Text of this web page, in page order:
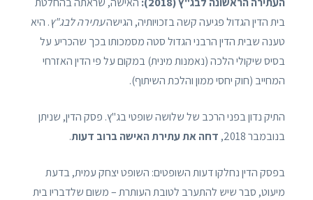
בית הדין הגדול פגיעה קשה בזכויותיה, הגישהעתירה לבג"ץ. היא
טענה שבית הדין הרבני הגדול סטה מסמכותו בכך שהכריע על
בסיס שיקולי הלכה (נאמנות מינית) במקום על פי הדין האזרחי
המחייב (חוק יחסי ממון והלכת השיתוף).
התיק נדון בפני הרכב של שלושה שופטי בג"ץ. פסק הדין, שניתן
בנובמבר 2018,
דחה את עתירת האישה ברוב דעות.
בפסק הדין נחלקו דעות השופטים: השופט יצחק עמית, בדעת
מיעוט, סבר שיש להתערב לטובת העותרת – משום שלדבריו בית